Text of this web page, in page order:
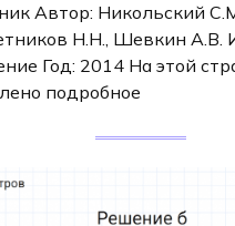
Автор: Никольский
Н.Н., Шевкин А.В.
Год: 2014 На этой
подробное